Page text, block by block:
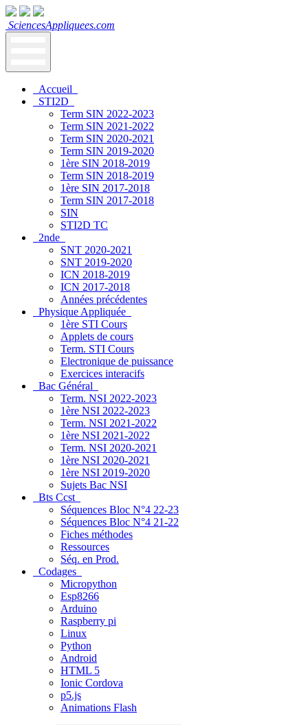
SciencesAppliquees.com
Accueil
STI2D
Term SIN 2022-2023
Term SIN 2021-2022
Term SIN 2020-2021
Term SIN 2019-2020
1ère SIN 2018-2019
Term SIN 2018-2019
1ère SIN 2017-2018
Term SIN 2017-2018
SIN
STI2D TC
2nde
SNT 2020-2021
SNT 2019-2020
ICN 2018-2019
ICN 2017-2018
Années précédentes
Physique Appliquée
1ère STI Cours
Applets de cours
Term. STI Cours
Electronique de puissance
Exercices interacifs
Bac Général
Term. NSI 2022-2023
1ère NSI 2022-2023
Term. NSI 2021-2022
1ère NSI 2021-2022
Term. NSI 2020-2021
1ère NSI 2020-2021
1ère NSI 2019-2020
Sujets Bac NSI
Bts Ccst
Séquences Bloc N°4 22-23
Séquences Bloc N°4 21-22
Fiches méthodes
Ressources
Séq. en Prod.
Codages
Micropython
Esp8266
Arduino
Raspberry pi
Linux
Python
Android
HTML 5
Ionic Cordova
p5.js
Animations Flash